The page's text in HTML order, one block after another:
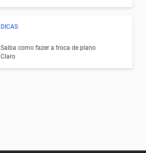
DICAS
Saiba como fazer a troca de plano
Claro